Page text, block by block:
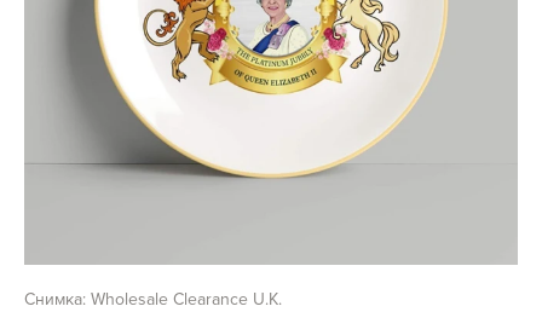
Снимка: Wholesale Clearance U.K.